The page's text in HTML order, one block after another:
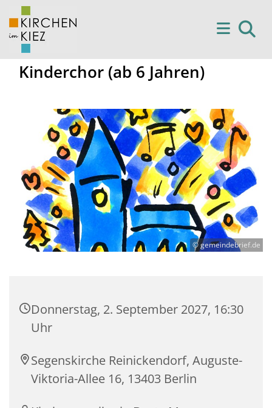
Kinderchor (ab 6 Jahren)
© gemeindebrief.de
Donnerstag, 2. September 2027, 16:30
Uhr
Segenskirche Reinickendorf, Auguste-
Viktoria-Allee 16, 13403 Berlin